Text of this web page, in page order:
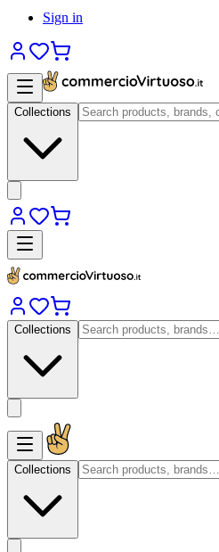
Sign in
Collections
Collections
Collections